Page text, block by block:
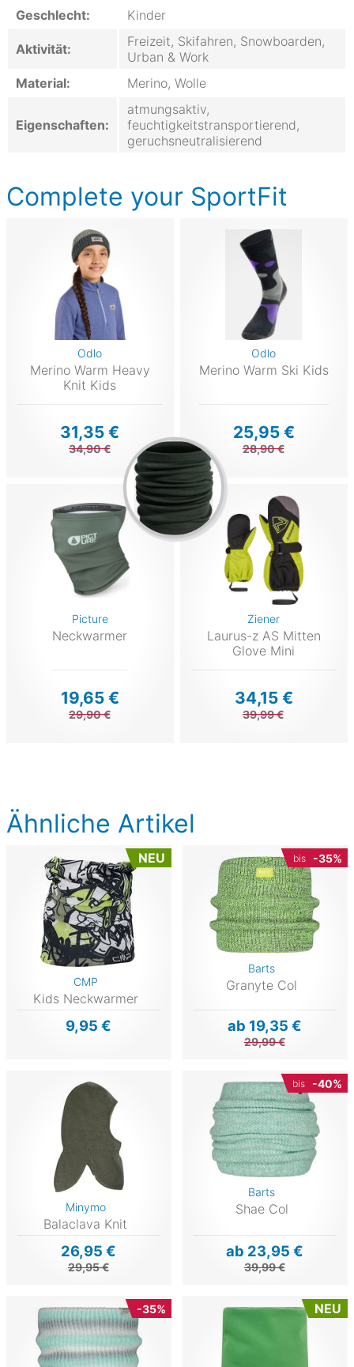
Geschlecht: Kinder
Aktivität:
Freizeit, Skifahren, Snowboarden,
Urban & Work
Material:
Merino, Wolle
Eigenschaften:
atmungsaktiv,
feuchtigkeitstransportierend,
geruchsneutralisierend
Complete your SportFit
Odlo
Merino Warm Heavy
Knit Kids
31,35 €
34,90 €
Odlo
Merino Warm Ski Kids
25,95 €
28,90 €
Picture
Neckwarmer
19,65 €
29,90 €
Ziener
Laurus-z AS Mitten
Glove Mini
34,15 €
39,99 €
Ähnliche Artikel
NEU
CMP
Kids Neckwarmer
9,95 €
bis -35%
Barts
Granyte Col
ab 19,35 €
29,99 €
Minymo
Balaclava Knit
26,95 €
29,95 €
bis -40%
Barts
Shae Col
ab 23,95 €
39,99 €
-35% NEU